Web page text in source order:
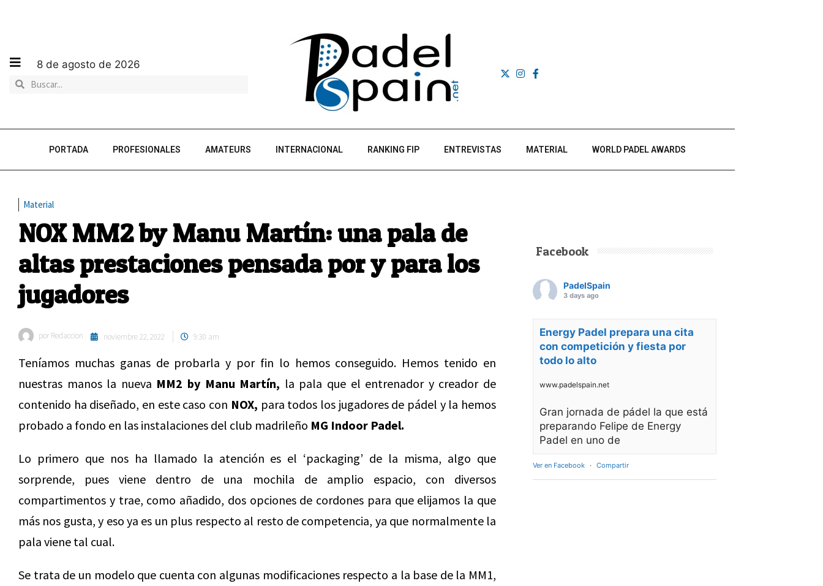
8 de agosto de 2026
PORTADA PROFESIONALES AMATEURS INTERNACIONAL RANKING FIP ENTREVISTAS MATERIAL WORLD PADEL AWARDS
Material
NOX MM2 by Manu Martín: una pala de
altas prestaciones pensada por y para los
jugadores
por Redaccion noviembre 22, 2022 9:30 am
Teníamos muchas ganas de probarla y por fin lo hemos conseguido. Hemos tenido en
nuestras manos la nueva MM2 by Manu Martín, la pala que el entrenador y creador de
contenido ha diseñado, en este caso con NOX, para todos los jugadores de pádel y la hemos
probado a fondo en las instalaciones del club madrileño MG Indoor Padel.
Lo primero que nos ha llamado la atención es el ‘packaging’ de la misma, algo que
sorprende, pues viene dentro de una mochila de amplio espacio, con diversos
compartimentos y trae, como añadido, dos opciones de cordones para que elijamos la que
más nos gusta, y eso ya es un plus respecto al resto de competencia, ya que normalmente la
pala viene tal cual.
Se trata de un modelo que cuenta con algunas modificaciones respecto a la base de la MM1,
Facebook
PadelSpain
3 days ago
Energy Padel prepara una cita
con competición y fiesta por
todo lo alto
www.padelspain.net
Gran jornada de pádel la que está
preparando Felipe de Energy
Padel en uno de
Ver en Facebook · Compartir